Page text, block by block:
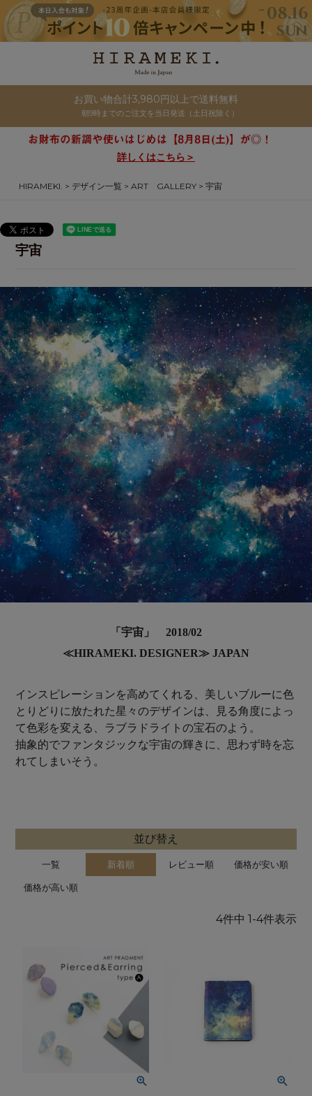
お買い物合計3,980円以上で送料無料
朝9時までのご注文を当日発送（土日祝除く）
詳しくはこちら＞
HIRAMEKI. デザイン一覧 ART GALLERY 宇宙
宇宙
「宇宙」 2018/02
≪HIRAMEKI. DESIGNER≫ JAPAN
インスピレーションを高めてくれる、美しいブルーに色
とりどりに放たれた星々のデザインは、見る角度によっ
て色彩を変える、ラブラドライトの宝石のよう。
抽象的でファンタジックな宇宙の輝きに、思わず時を忘
れてしまいそう。
並び替え
一覧 新着順 レビュー順 価格が安い順
価格が高い順
4件中 1 -4件表示